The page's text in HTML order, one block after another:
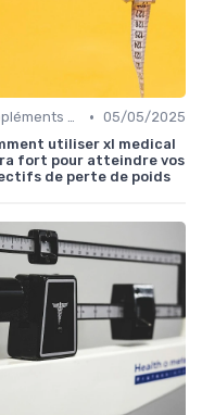
Suppléments pour la perte de poids • 05/05/2025
utiliser xl medical
fort pour atteindre vos
de perte de poids